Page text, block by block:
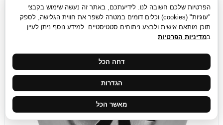
הפרטיות שלכם חשובה לנו. לידיעתכם, באתר זה נעשה שימוש בקבצי
"עוגיות" (cookies) וכלים דומים במטרה לשפר את חווית הגלישה, לספק
תוכן מותאם אישית ולבצע ניתוחים סטטיסטיים. למידע נוסף ניתן לעיין
במדיניות הפרטיות
דחה הכל
הגדרות
מאשר הכל